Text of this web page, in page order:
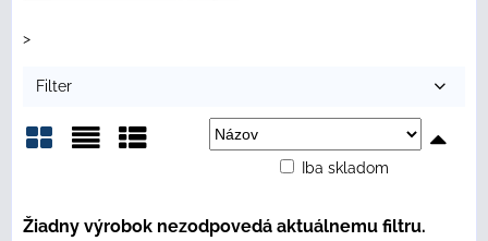
>
Filter
Iba skladom